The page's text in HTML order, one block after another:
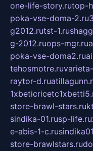
one-life-story.rutop-
poka-vse-doma-2.ru
g2012.rutst-1.ru
g-2012.ruops-mgr.ru
poka-vse-doma2.ru
tehosmotre.ru
raytor-d.ru
store-brawl-stars.ru
sindika-01.rusp-life.ru
e-abis-1-c.ru
store-brawlstars.ru